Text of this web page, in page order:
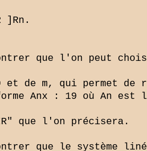
]Rn.
que l'on peut
et de m, qui permet de
Anx : 19 où An
que l'on précisera.
que le système